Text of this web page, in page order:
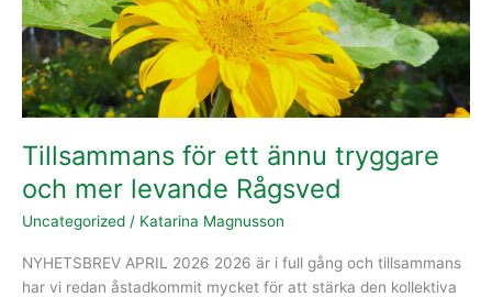
Tillsammans för ett ännu tryggare
och mer levande Rågsved
Uncategorized / Katarina Magnusson
NYHETSBREV APRIL 2026 2026 är i full gång och tillsammans
har vi redan åstadkommit mycket för att stärka den kollektiva
ännu
tryggare
och
mer
levande